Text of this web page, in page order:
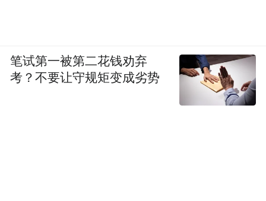
笔试第一被第二花钱劝弃
考？不要让守规矩变成劣势